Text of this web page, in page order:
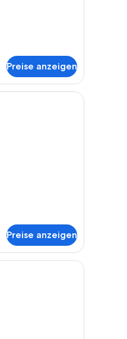
Preise anzeigen
Hotelzimmer mit einem
Preise anzeigen
Fenster mit Vorhängen.
Hotelzimmer mit einem